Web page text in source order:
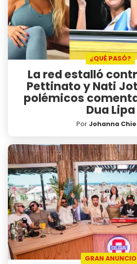
¿QUÉ PASÓ?
La red estalló
Pettinato y Nati
polémicos
Dua Lipa
Por Johanna
GRAN ANUNCIO